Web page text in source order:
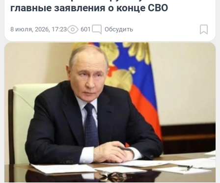
главные заявления о конце СВО
8 июля, 2026, 17:23 601 Обсудить